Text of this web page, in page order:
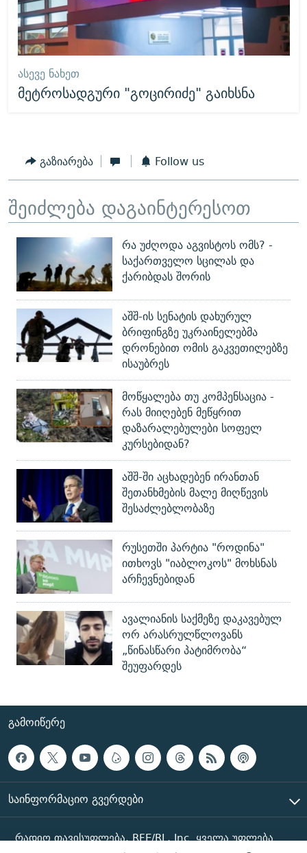
ᲐᲡᲔᲕᲔ ᲜᲐᲮᲔᲗ
მეტროსადგური "გოცირიძე" გაიხსნა
გაზიარება Follow us
შეიძლება დაგაინტერესოთ
რა უძღოდა აგვისტოს ომს? -
საქართველო სცილას და
ქარიბდას შორის
აშშ-ის სენატის დახურულ
ბრიფინგზე უკრაინელებმა
დრონებით ომის გაკვეთილებზე
ისაუბრეს
მოწყალება თუ კომპენსაცია -
რას მიიღებენ მეწყრით
დაზარალებულები სოფელ
კურსებიდან?
აშშ-ში აცხადებენ ირანთან
შეთანხმების მალე მიღწევის
შესაძლებლობაზე
რუსეთში პარტია "როდინა"
ითხოვს "იაბლოკოს" მოხსნას
არჩევნებიდან
ავალიანის საქმეზე დაკავებულ
ორ არასრულწლოვანს
„წინასწარი პატიმრობა“
შეუფარდეს
ᲒᲐᲛᲝᲘᲬᲔᲠᲔ
ᲡᲐᲘᲜᲤᲝᲠᲛᲐᲪᲘᲝ ᲒᲕᲔᲠᲓᲔᲑᲘ
რადიო თავისუფლება, RFE/RL, Inc. ყველა უფლება